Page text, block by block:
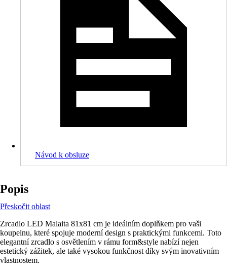
Návod k obsluze
Popis
Přeskočit oblast
Zrcadlo LED Malaita 81x81 cm je ideálním doplňkem pro vaši
koupelnu, které spojuje moderní design s praktickými funkcemi. Toto
elegantní zrcadlo s osvětlením v rámu form&style nabízí nejen
estetický zážitek, ale také vysokou funkčnost díky svým inovativním
vlastnostem.